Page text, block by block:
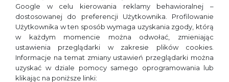
Google w celu kierowania reklamy behawioralnej –
dostosowanej do preferencji Użytkownika. Profilowanie
Użytkownika w ten sposób wymaga uzyskania zgody, którą
w każdym momencie można odwołać, zmieniając
ustawienia przeglądarki w zakresie plików cookies.
Informacje na temat zmiany ustawień przeglądarki można
uzyskać w dziale pomocy samego oprogramowania lub
klikając na poniższe linki: